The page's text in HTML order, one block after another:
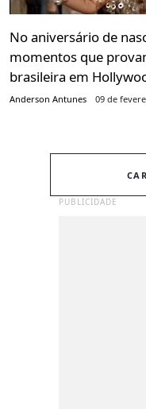
No aniversário de
momentos que
brasileira em
Anderson Antunes 09 de
PUBLICIDADE